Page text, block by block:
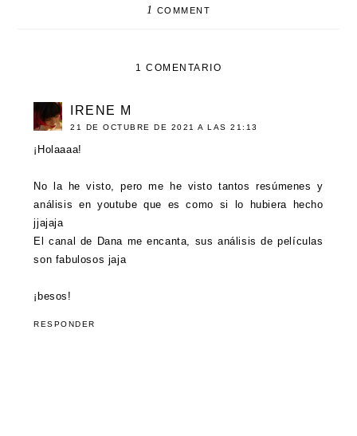
1 COMMENT
1 COMENTARIO
IRENE M
21 DE OCTUBRE DE 2021 A LAS 21:13
¡Holaaaa!
No la he visto, pero me he visto tantos resúmenes y
análisis en youtube que es como si lo hubiera hecho
jjajaja
El canal de Dana me encanta, sus análisis de películas
son fabulosos jaja
¡besos!
RESPONDER